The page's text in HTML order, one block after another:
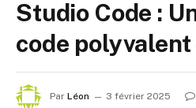
Studio Code :
code
Par Léon 3 février 2025